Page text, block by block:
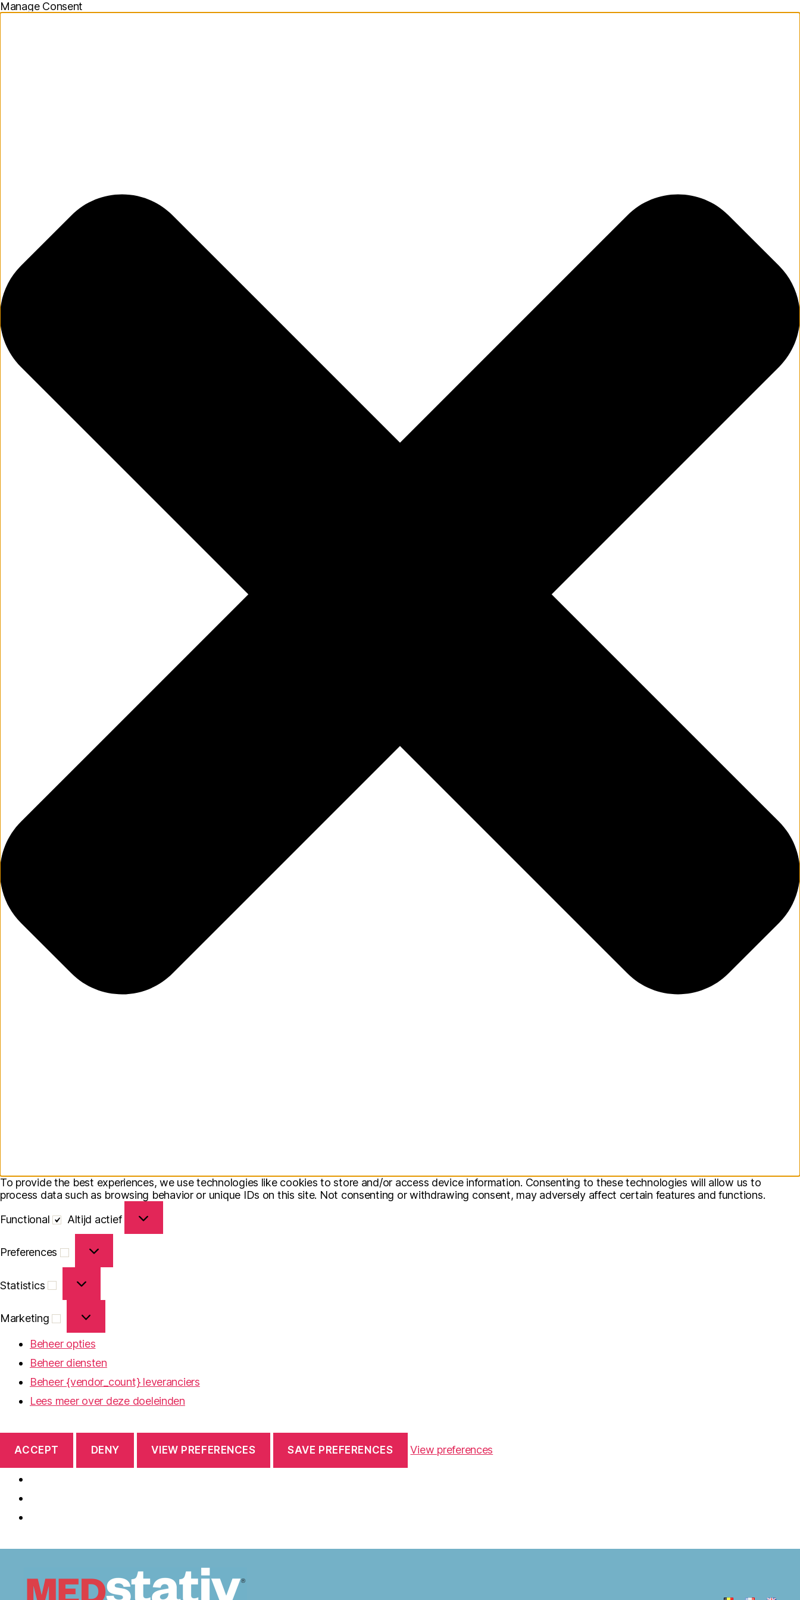
Manage Consent
To provide the best experiences, we use technologies like cookies to store and/or access device information. Consenting to these technologies will allow us to
process data such as browsing behavior or unique IDs on this site. Not consenting or withdrawing consent, may adversely affect certain features and functions.
Functional
Altijd actief
Preferences
Statistics
Marketing
Beheer opties
Beheer diensten
Beheer {vendor_count} leveranciers
Lees meer over deze doeleinden
ACCEPT DENY VIEW PREFERENCES SAVE PREFERENCES View preferences